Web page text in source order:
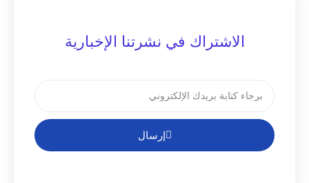
الاشتراك في نشرتنا الإخبارية
إرسال